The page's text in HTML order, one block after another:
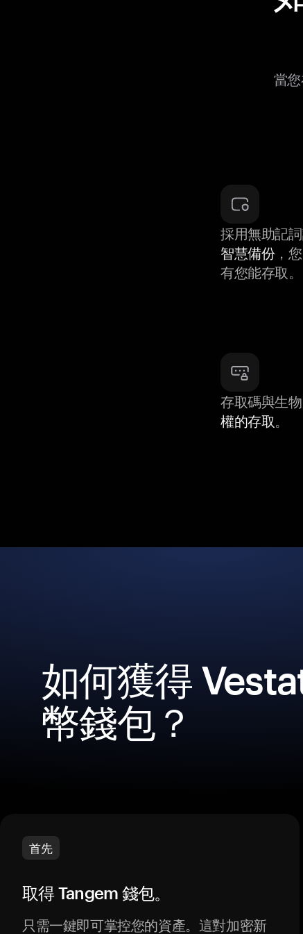
當
採用無助記
智慧備份，
有您能存取。
存取碼與生
權的存取。
如何獲得
幣錢包？
首先
取得 Tangem 錢包。
只需一鍵即可掌控您的資產。這對加密新